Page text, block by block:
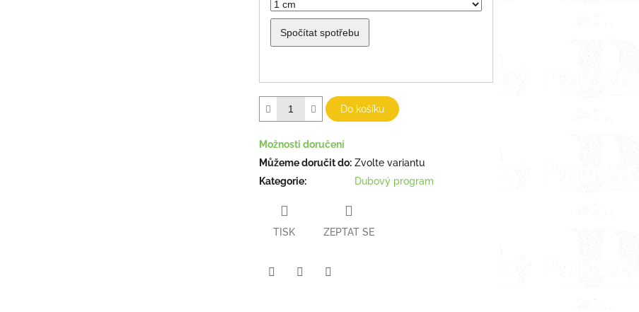
Spočítat spotřebu
Do košíku
Možnosti doručení
Můžeme doručit do: Zvolte variantu
Kategorie: Dubový program
TISK ZEPTAT SE